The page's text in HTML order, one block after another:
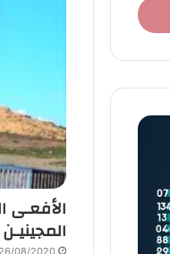
المجينيـن
26/08/2020